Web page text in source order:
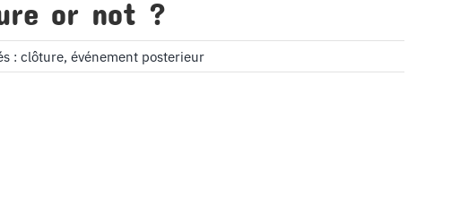
or not ?
: clôture, événement posterieur